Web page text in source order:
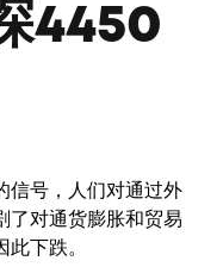
4450
信号，人们对通过外
了对通货膨胀和贸易
下跌。